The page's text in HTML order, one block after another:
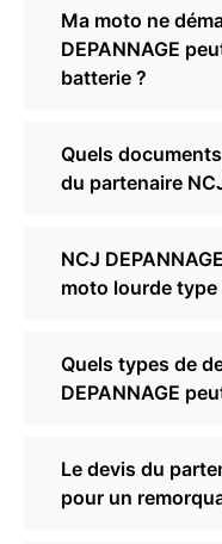
Ma moto ne
DEPANNAGE
batterie ?
Quels
du partenaire
NCJ
moto lourde type
Quels types de
DEPANNAGE
Le devis du
pour un